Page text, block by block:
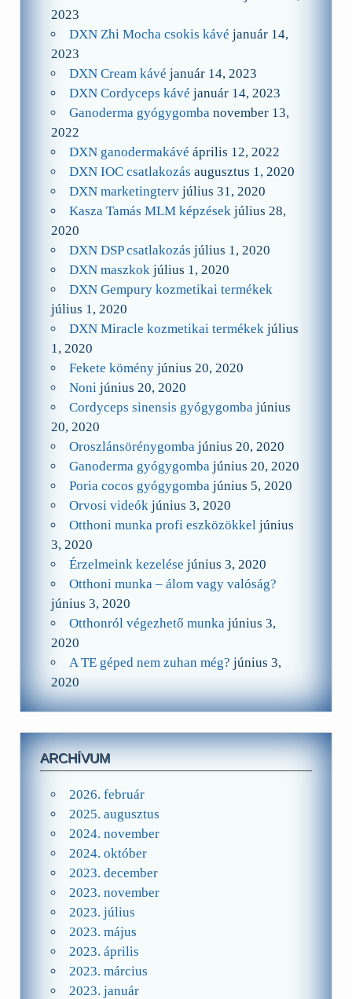
2023
DXN Zhi Mocha csokis kávé január 14,
2023
DXN Cream kávé január 14, 2023
DXN Cordyceps kávé január 14, 2023
Ganoderma gyógygomba november 13,
2022
DXN ganodermakávé április 12, 2022
DXN IOC csatlakozás augusztus 1, 2020
DXN marketingterv július 31, 2020
Kasza Tamás MLM képzések július 28,
2020
DXN DSP csatlakozás július 1, 2020
DXN maszkok július 1, 2020
DXN Gempury kozmetikai termékek
július 1, 2020
DXN Miracle kozmetikai termékek július
1, 2020
Fekete kömény június 20, 2020
Noni június 20, 2020
Cordyceps sinensis gyógygomba június
20, 2020
Oroszlánsörénygomba június 20, 2020
Ganoderma gyógygomba június 20, 2020
Poria cocos gyógygomba június 5, 2020
Orvosi videók június 3, 2020
Otthoni munka profi eszközökkel június
3, 2020
Érzelmeink kezelése június 3, 2020
Otthoni munka – álom vagy valóság?
június 3, 2020
Otthonról végezhető munka június 3,
2020
A TE géped nem zuhan még? június 3,
2020
ARCHÍVUM
2026. február
2025. augusztus
2024. november
2024. október
2023. december
2023. november
2023. július
2023. május
2023. április
2023. március
2023. január